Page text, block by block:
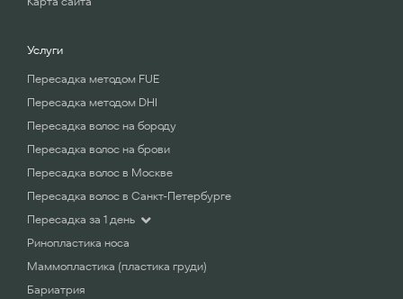
Услуги
Пересадка методом FUE
Пересадка методом DHI
Пересадка волос на бороду
Пересадка волос на брови
Пересадка волос в Москве
Пересадка волос в Санкт-Петербурге
Пересадка за 1 день
Ринопластика носа
Маммопластика (пластика груди)
Бариатрия